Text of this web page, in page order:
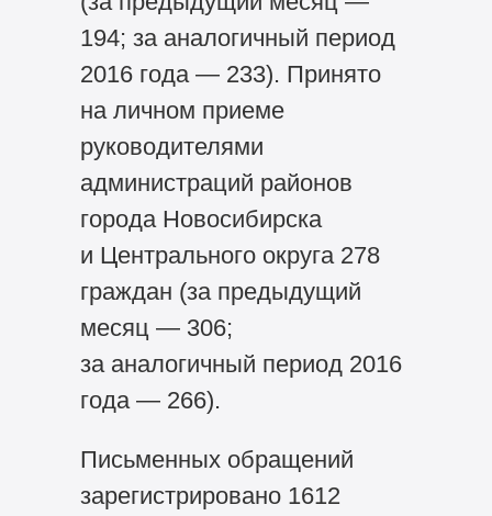
194; за аналогичный период
2016 года — 233). Принято
на личном приеме
руководителями
администраций районов
города Новосибирска
и Центрального округа 278
граждан (за предыдущий
месяц — 306;
за аналогичный период 2016
года — 266).
Письменных обращений
зарегистрировано 1612